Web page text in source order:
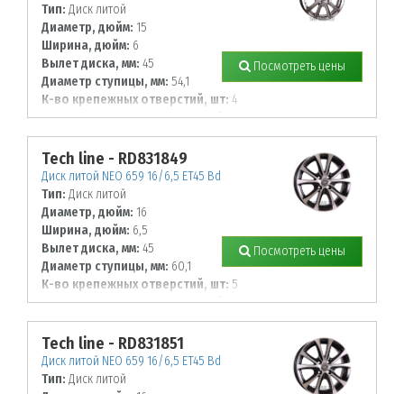
Тип: Диск литой
Диаметр, дюйм: 15
Ширина, дюйм: 6
Вылет диска, мм: 45
Диаметр ступицы, мм: 54,1
К-во крепежных отверстий, шт: 4
Диаметр располож. отверстий, мм:
100
Посмотреть цены
Tech line - RD831849
Диск литой NEO 659 16/6,5 ET45 Bd
Тип: Диск литой
Диаметр, дюйм: 16
Ширина, дюйм: 6,5
Вылет диска, мм: 45
Диаметр ступицы, мм: 60,1
К-во крепежных отверстий, шт: 5
Диаметр располож. отверстий, мм:
114,3
Посмотреть цены
Tech line - RD831851
Диск литой NEO 659 16/6,5 ET45 Bd
Тип: Диск литой